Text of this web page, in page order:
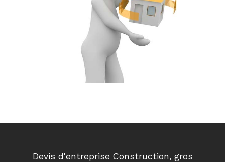
Devis d'entreprise Construction, gros